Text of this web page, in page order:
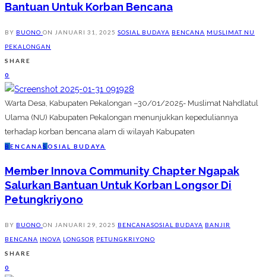
Bantuan Untuk Korban Bencana
BY BUONO ON JANUARI 31, 2025 SOSIAL BUDAYA BENCANA MUSLIMAT NU
PEKALONGAN
SHARE
0
Warta Desa, Kabupaten Pekalongan –30/01/2025- Muslimat Nahdlatul
Ulama (NU) Kabupaten Pekalongan menunjukkan kepeduliannya
terhadap korban bencana alam di wilayah Kabupaten
B ENCANAS OSIAL BUDAYA
Member Innova Community Chapter Ngapak
Salurkan Bantuan Untuk Korban Longsor Di
Petungkriyono
BY BUONO ON JANUARI 29, 2025 BENCANASOSIAL BUDAYA BANJIR
BENCANA INOVA LONGSOR PETUNGKRIYONO
SHARE
0